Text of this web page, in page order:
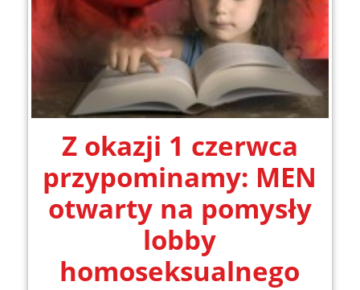
Z okazji 1 czerwca
przypominamy: MEN
otwarty na pomysły
lobby
homoseksualnego